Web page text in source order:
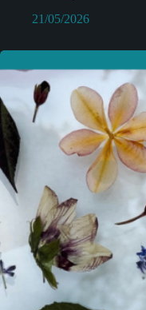
21/05/2026